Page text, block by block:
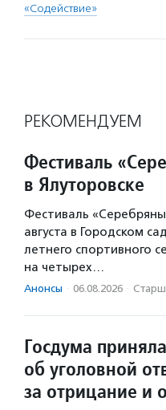
«Содействие»
РЕКОМЕНДУЕМ
Фестиваль
в Ялуторовске
Фестиваль
августа в Городском
летнего спортивного
на четырех…
Анонсы · 06.08.2026 ·
Госдума
об уголовной
за отрицание и